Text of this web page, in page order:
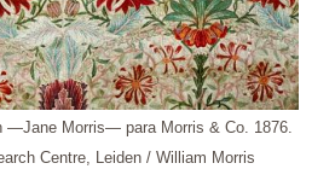
—Jane Morris— para Morris & Co. 1876.
Centre, Leiden / William Morris